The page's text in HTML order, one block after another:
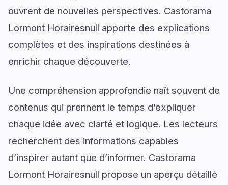
ouvrent de nouvelles perspectives. Castorama
Lormont Horairesnull apporte des explications
complètes et des inspirations destinées à
enrichir chaque découverte.
Une compréhension approfondie naît souvent de
contenus qui prennent le temps d’expliquer
chaque idée avec clarté et logique. Les lecteurs
recherchent des informations capables
d’inspirer autant que d’informer. Castorama
Lormont Horairesnull propose un aperçu détaillé